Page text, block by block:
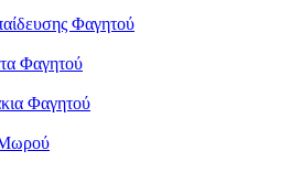
Φαγητού
Φαγητού
Φαγητού